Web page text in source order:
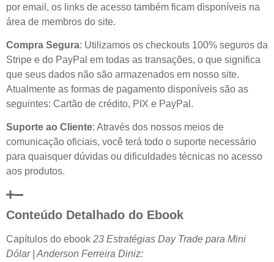
por email, os links de acesso também ficam disponíveis na
área de membros do site.
Compra Segura: Utilizamos os checkouts 100% seguros da
Stripe e do PayPal em todas as transações, o que significa
que seus dados não são armazenados em nosso site.
Atualmente as formas de pagamento disponíveis são as
seguintes: Cartão de crédito, PIX e PayPal.
Suporte ao Cliente: Através dos nossos meios de
comunicação oficiais, você terá todo o suporte necessário
para quaisquer dúvidas ou dificuldades técnicas no acesso
aos produtos.
Conteúdo Detalhado do Ebook
Capítulos do ebook 23 Estratégias Day Trade para Mini
Dólar | Anderson Ferreira Diniz: